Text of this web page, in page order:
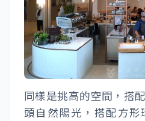
同樣是挑高的空間，搭
頭自然陽光，搭配方